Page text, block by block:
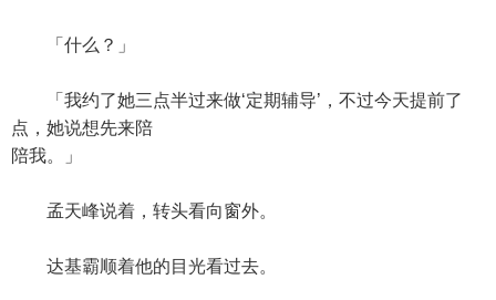
「什么？」
「我约了她三点半过来做‘定期辅导’，不过今天提前了
点，她说想先来陪
陪我。」
孟天峰说着，转头看向窗外。
达基霸顺着他的目光看过去。